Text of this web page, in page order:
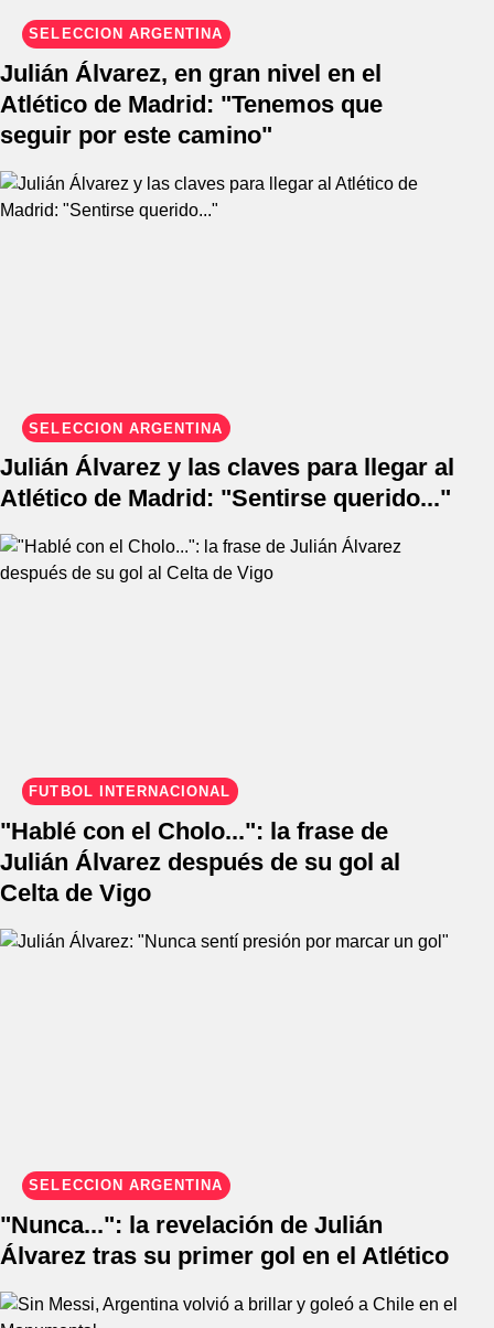
SELECCIÓN ARGENTINA
Julián Álvarez, en gran nivel en el
Atlético de Madrid: "Tenemos que
seguir por este camino"
SELECCIÓN ARGENTINA
Julián Álvarez y las claves para llegar al
Atlético de Madrid: "Sentirse querido..."
FÚTBOL INTERNACIONAL
"Hablé con el Cholo...": la frase de
Julián Álvarez después de su gol al
Celta de Vigo
SELECCIÓN ARGENTINA
"Nunca...": la revelación de Julián
Álvarez tras su primer gol en el Atlético